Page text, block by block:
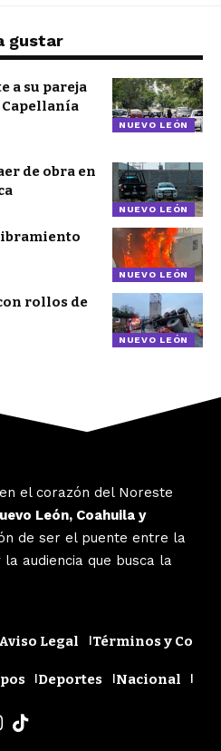
gustar
NUEVO LEÓN
a su pareja
Capellanía
NUEVO LEÓN
de obra en
NUEVO LEÓN
NUEVO LEÓN
rollos de
el corazón del Noreste
León, Coahuila y
de ser el puente entre la
audiencia que busca la
Aviso Legal Términos y
Deportes Nacional